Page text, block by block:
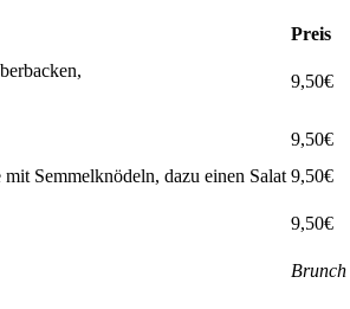
Preis
9,50€
9,50€
Semmelknödeln, dazu einen Salat 9,50€
9,50€
Brunch